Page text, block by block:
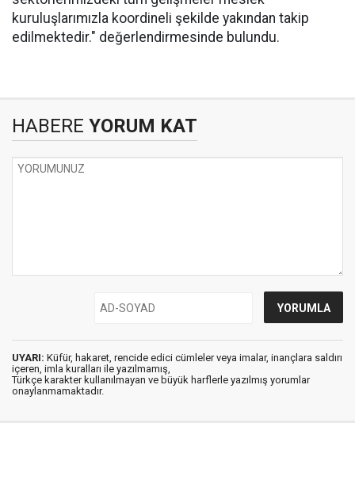
kuruluşlarımızla koordineli şekilde yakından takip
edilmektedir." değerlendirmesinde bulundu.
HABERE YORUM KAT
UYARI: Küfür, hakaret, rencide edici cümleler veya imalar, inançlara saldırı
içeren, imla kuralları ile yazılmamış,
Türkçe karakter kullanılmayan ve büyük harflerle yazılmış yorumlar
onaylanmamaktadır.